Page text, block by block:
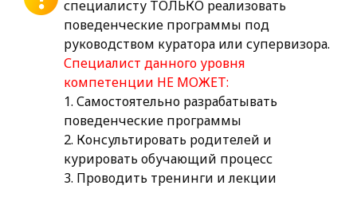
специалисту ТОЛЬКО реализовать
поведенческие программы под
руководством куратора или супервизора.
Специалист данного уровня
компетенции НЕ МОЖЕТ:
1. Самостоятельно разрабатывать
поведенческие программы
2. Консультировать родителей и
курировать обучающий процесс
3. Проводить тренинги и лекции